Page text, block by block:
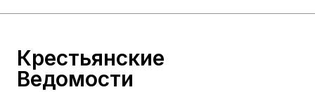
Крестьянские
Ведомости